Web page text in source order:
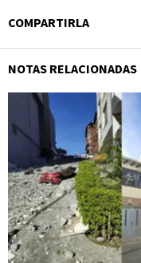
COMPARTIRLA
NOTAS RELACIONADAS